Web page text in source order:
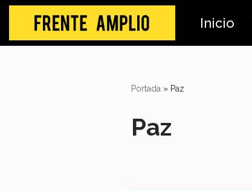
to
Inicio
Portada » Paz
Paz